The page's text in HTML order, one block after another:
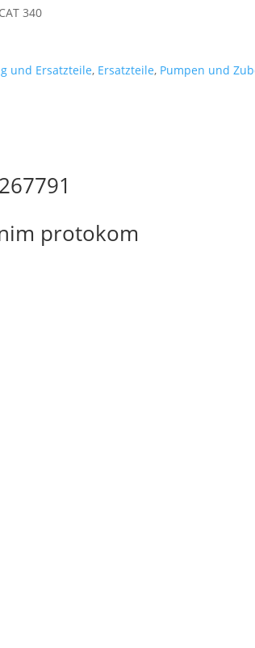
340
und Ersatzteile, Ersatzteile, Pumpen und
protokom